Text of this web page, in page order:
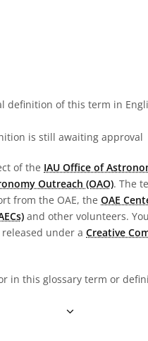
definition of this term in
is still awaiting approval
of the IAU Office of
Outreach (OAO). The
from the OAE, the OAE
and other volunteers.
under a Creative
in this glossary term or